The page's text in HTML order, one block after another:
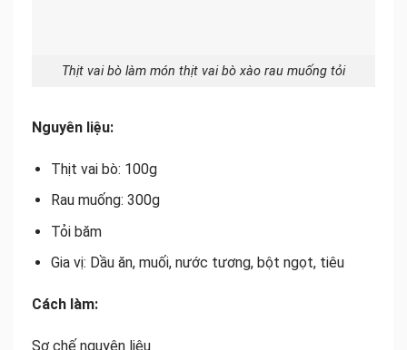
Thịt vai bò làm món thịt vai bò xào rau muống tỏi
Nguyên liệu:
Thịt vai bò: 100g
Rau muống: 300g
Tỏi băm
Gia vị: Dầu ăn, muối, nước tương, bột ngọt, tiêu
Cách làm:
Sơ chế nguyên liệu